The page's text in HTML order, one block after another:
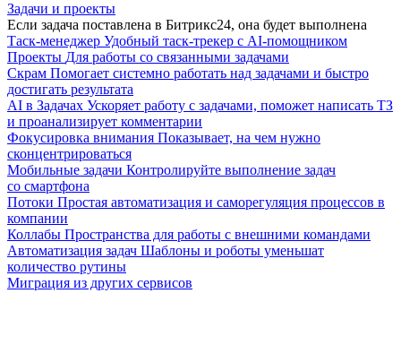
Задачи и проекты
Если задача поставлена в Битрикс24, она будет выполнена
Таск-менеджер Удобный таск-трекер с AI-помощником
Проекты Для работы со связанными задачами
Скрам Помогает системно работать над задачами и быстро
достигать результата
AI в Задачах Ускоряет работу с задачами, поможет написать ТЗ
и проанализирует комментарии
Фокусировка внимания Показывает, на чем нужно
сконцентрироваться
Мобильные задачи Контролируйте выполнение задач
со смартфона
Потоки Простая автоматизация и саморегуляция процессов в
компании
Коллабы Пространства для работы с внешними командами
Автоматизация задач Шаблоны и роботы уменьшат
количество рутины
Миграция из других сервисов